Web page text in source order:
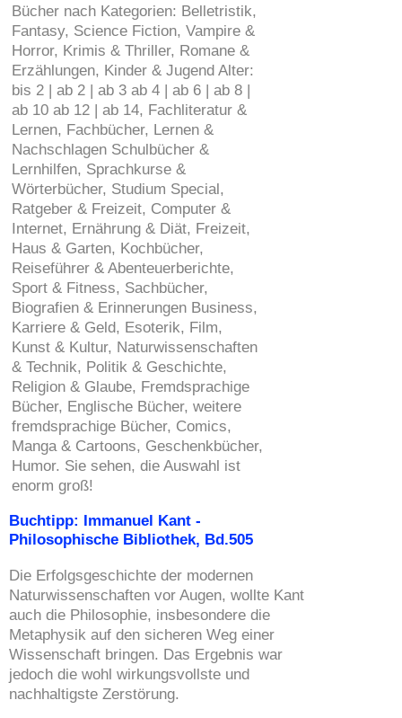
Bücher nach Kategorien: Belletristik,
Fantasy, Science Fiction, Vampire &
Horror, Krimis & Thriller, Romane &
Erzählungen, Kinder & Jugend Alter:
bis 2 | ab 2 | ab 3 ab 4 | ab 6 | ab 8 |
ab 10 ab 12 | ab 14, Fachliteratur &
Lernen, Fachbücher, Lernen &
Nachschlagen Schulbücher &
Lernhilfen, Sprachkurse &
Wörterbücher, Studium Special,
Ratgeber & Freizeit, Computer &
Internet, Ernährung & Diät, Freizeit,
Haus & Garten, Kochbücher,
Reiseführer & Abenteuerberichte,
Sport & Fitness, Sachbücher,
Biografien & Erinnerungen Business,
Karriere & Geld, Esoterik, Film,
Kunst & Kultur, Naturwissenschaften
& Technik, Politik & Geschichte,
Religion & Glaube, Fremdsprachige
Bücher, Englische Bücher, weitere
fremdsprachige Bücher, Comics,
Manga & Cartoons, Geschenkbücher,
Humor. Sie sehen, die Auswahl ist
enorm groß!
Buchtipp: Immanuel Kant -
Philosophische Bibliothek, Bd.505
Die Erfolgsgeschichte der modernen
Naturwissenschaften vor Augen, wollte Kant
auch die Philosophie, insbesondere die
Metaphysik auf den sicheren Weg einer
Wissenschaft bringen. Das Ergebnis war
jedoch die wohl wirkungsvollste und
nachhaltigste Zerstörung.